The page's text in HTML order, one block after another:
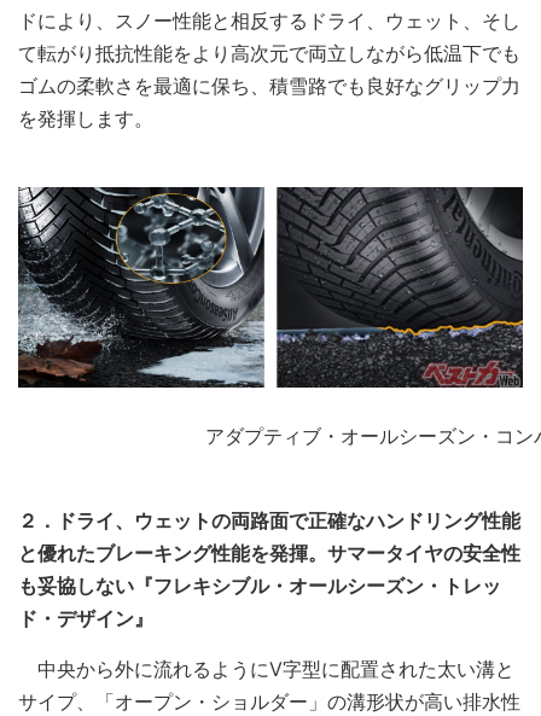
ドにより、スノー性能と相反するドライ、ウェット、そし
て転がり抵抗性能をより高次元で両立しながら低温下でも
ゴムの柔軟さを最適に保ち、積雪路でも良好なグリップ力
を発揮します。
アダプティブ・オールシーズン・コン
２．ドライ、ウェットの両路面で正確なハンドリング性能
と優れたブレーキング性能を発揮。サマータイヤの安全性
も妥協しない『フレキシブル・オールシーズン・トレッ
ド・デザイン』
中央から外に流れるようにⅤ字型に配置された太い溝と
サイプ、「オープン・ショルダー」の溝形状が高い排水性